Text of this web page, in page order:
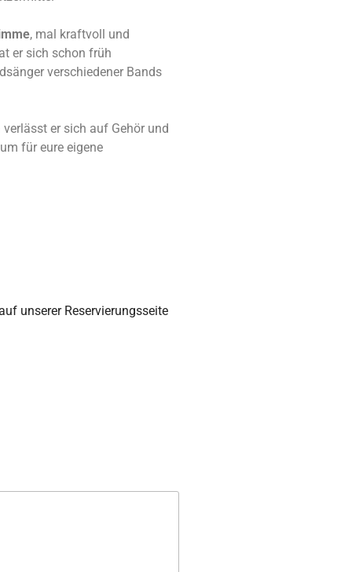
, mal kraftvoll und
er sich schon früh
verschiedener Bands
er sich auf Gehör und
für eure eigene
unserer Reservierungsseite